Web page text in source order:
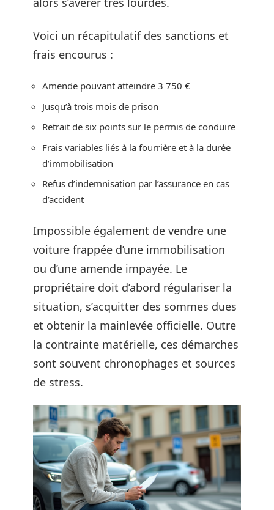
Voici un récapitulatif des sanctions et
frais encourus :
Amende pouvant atteindre 3 750 €
Jusqu’à trois mois de prison
Retrait de six points sur le permis de conduire
Frais variables liés à la fourrière et à la durée
d’immobilisation
Refus d’indemnisation par l’assurance en cas
d’accident
Impossible également de vendre une
voiture frappée d’une immobilisation
ou d’une amende impayée. Le
propriétaire doit d’abord régulariser la
situation, s’acquitter des sommes dues
et obtenir la mainlevée officielle. Outre
la contrainte matérielle, ces démarches
sont souvent chronophages et sources
de stress.